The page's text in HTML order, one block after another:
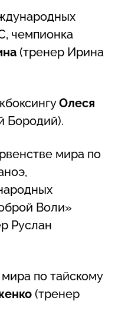
чемпионка
(тренер Ирина
Олеся
Бородий).
мира по
Воли»
Руслан
по тайскому
(тренер